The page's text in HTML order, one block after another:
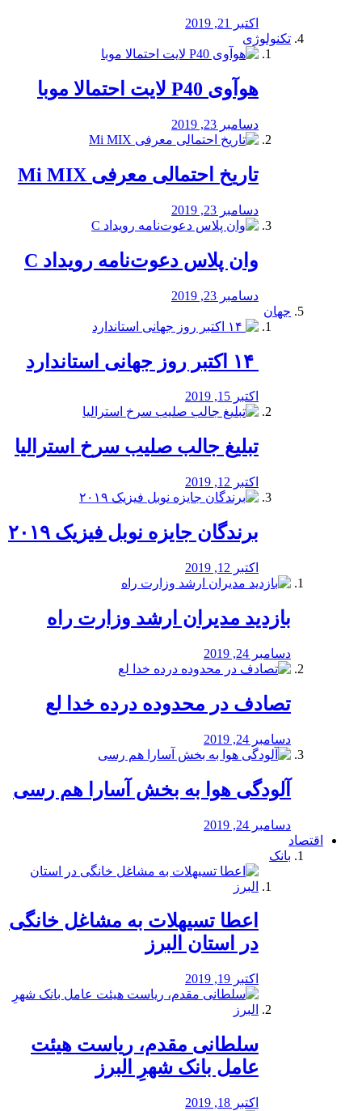
اکتبر 21, 2019
تکنولوژی
هوآوی P40 لایت احتمالا موبا
دسامبر 23, 2019
تاریخ احتمالی معرفی Mi MIX
دسامبر 23, 2019
وان پلاس دعوت‌نامه رویداد C
دسامبر 23, 2019
جهان
اکتبر 15, 2019
تبلیغ جالب صلیب سرخ استرالیا
اکتبر 12, 2019
برندگان جایزه نوبل فیزیک ۲۰۱۹
اکتبر 12, 2019
بازدید مدیران ارشد وزارت راه
دسامبر 24, 2019
تصادف در محدوده درده خدا لع
دسامبر 24, 2019
آلودگی هوا به بخش آسارا هم رسی
دسامبر 24, 2019
اقتصاد
بانک
️اعطا تسیهلات به مشاغل خانگی
در استان البرز
اکتبر 19, 2019
سلطانی مقدم، ریاست هیئت
عامل بانک شهرِ البرز
اکتبر 18, 2019